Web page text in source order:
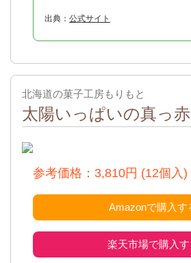
出典： 公式サイト
北海道の菓子工房もりもと
太陽いっぱいの真っ
参考価格：3,810円 (12個入)
Amazonで購入す
楽天市場で購入す